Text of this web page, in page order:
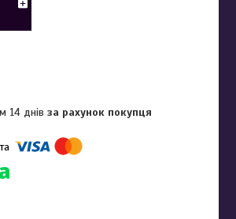
14 днівза рахунок покупця